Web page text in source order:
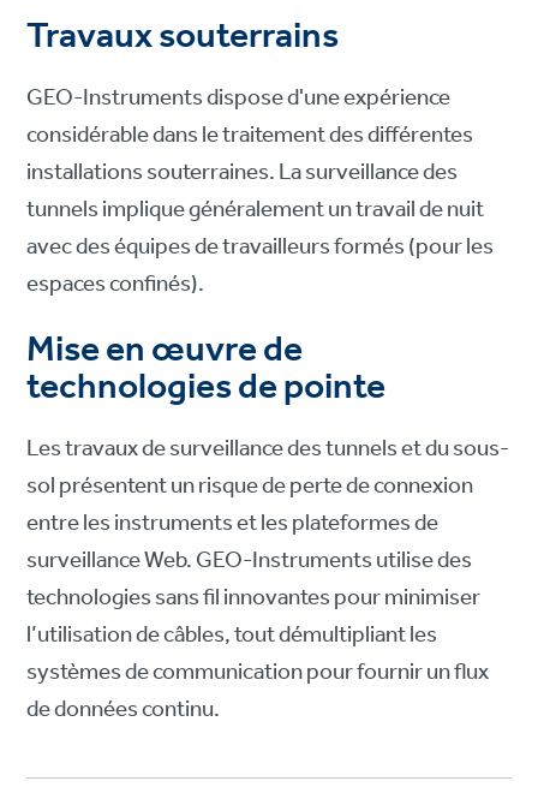
Travaux souterrains
GEO-Instruments dispose d'une expérience
considérable dans le traitement des différentes
installations souterraines. La surveillance des
tunnels implique généralement un travail de nuit
avec des équipes de travailleurs formés (pour les
espaces confinés).
Mise en œuvre de
technologies de pointe
Les travaux de surveillance des tunnels et du sous-
sol présentent un risque de perte de connexion
entre les instruments et les plateformes de
surveillance Web. GEO-Instruments utilise des
technologies sans fil innovantes pour minimiser
l’utilisation de câbles, tout démultipliant les
systèmes de communication pour fournir un flux
de données continu.